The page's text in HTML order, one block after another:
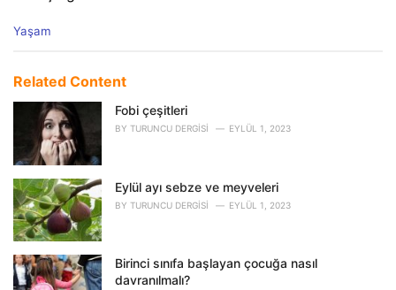
C
e
e
:
Yaşam
Related Content
Fobi çeşitleri
BY TURUNCU DERGISI EYLÜL 1, 2023
Eylül ayı sebze ve meyveleri
BY TURUNCU DERGISI EYLÜL 1, 2023
Birinci sınıfa başlayan çocuğa nasıl
davranılmalı?